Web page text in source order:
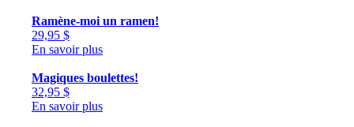
Ramène-moi un ramen!
29,95 $
En savoir plus
Magiques boulettes!
32,95 $
En savoir plus